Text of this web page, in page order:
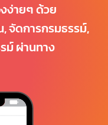
ง่ายๆ ด้วย
จัดการกรมธรรม์,
ม์ ผ่านทาง